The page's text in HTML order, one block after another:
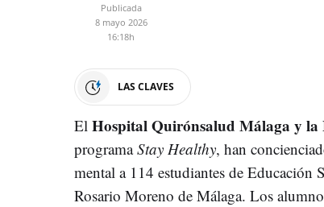
Publicada
8 mayo 2026
16:18h
LAS CLAVES
El Hospital Quirónsalud Málaga y
programaStay Healthy, han
mental a 114 estudiantes de
Rosario Moreno de Málaga. Los